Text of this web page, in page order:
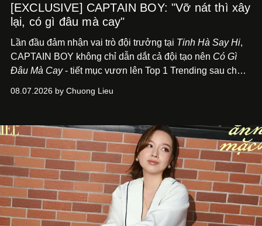
[EXCLUSIVE] CAPTAIN BOY: "Vỡ nát thì xây
lại, có gì đâu mà cay"
Lần đầu đảm nhận vai trò đội trưởng tại Tinh Hà Say Hi,
CAPTAIN BOY không chỉ dẫn dắt cả đội tạo nên Có Gì
Đâu Mà Cay- tiết mục vươn lên Top 1 Trending sau chưa
để lắng nghe, kết nối và tin tưởng đồng đội. Với nam
trình trở thành một producer thực thụ.
08.07.2026 by Chuong Lieu